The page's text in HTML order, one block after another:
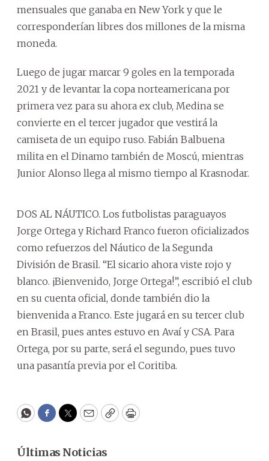
mensuales que ganaba en New York y que le
corresponderían libres dos millones de la misma
moneda.
Luego de jugar marcar 9 goles en la temporada
2021 y de levantar la copa norteamericana por
primera vez para su ahora ex club, Medina se
convierte en el tercer jugador que vestirá la
camiseta de un equipo ruso. Fabián Balbuena
milita en el Dinamo también de Moscú, mientras
Junior Alonso llega al mismo tiempo al Krasnodar.
DOS AL NÁUTICO. Los futbolistas paraguayos
Jorge Ortega y Richard Franco fueron oficializados
como refuerzos del Náutico de la Segunda
División de Brasil. “El sicario ahora viste rojo y
blanco. ¡Bienvenido, Jorge Ortega!”, escribió el club
en su cuenta oficial, donde también dio la
bienvenida a Franco. Este jugará en su tercer club
en Brasil, pues antes estuvo en Avaí y CSA. Para
Ortega, por su parte, será el segundo, pues tuvo
una pasantía previa por el Coritiba.
WhatsApp
Facebook
Twitter
EmailCopyPrint
Últimas Noticias